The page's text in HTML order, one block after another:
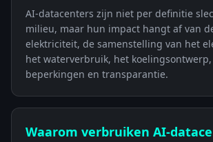
AI-datacenters zijn niet per definitie
milieu, maar hun impact hangt af van
elektriciteit, de samenstelling van het
het waterverbruik, het
beperkingen en transparantie.
Waarom verbruiken AI-